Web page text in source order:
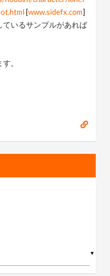
[www.sidefx.com]
いるサンプルがあれば
。
▼